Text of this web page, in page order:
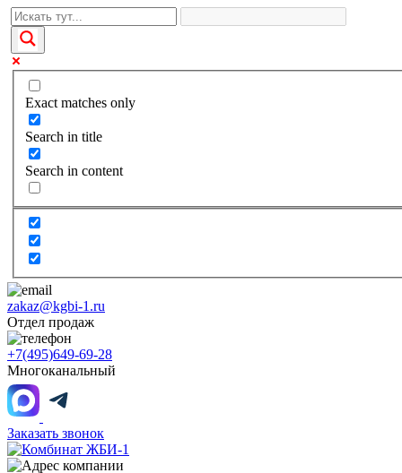
Exact matches only
Search in title
Search in content
zakaz@kgbi-1.ru
Отдел продаж
+7(495)649-69-28
Многоканальный
Заказать звонок